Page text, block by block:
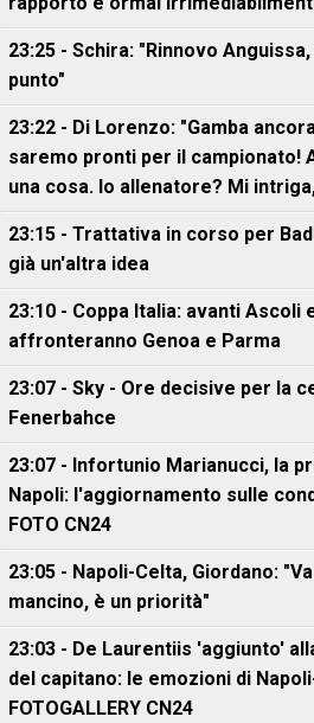
23:25 - Schira: "Rinnovo
punto"
23:22 - Di Lorenzo: "Gamba
saremo pronti per il campionato!
una cosa. Io allenatore? Mi
23:15 - Trattativa in corso per
già un'altra idea
23:10 - Coppa Italia: avanti Ascoli
affronteranno Genoa e Parma
23:07 - Sky - Ore decisive per la
Fenerbahce
23:07 - Infortunio Marianucci, la
Napoli: l'aggiornamento sulle
FOTO CN24
23:05 - Napoli-Celta, Giordano:
mancino, è un priorità"
23:03 - De Laurentiis 'aggiunto'
del capitano: le emozioni di
FOTOGALLERY CN24